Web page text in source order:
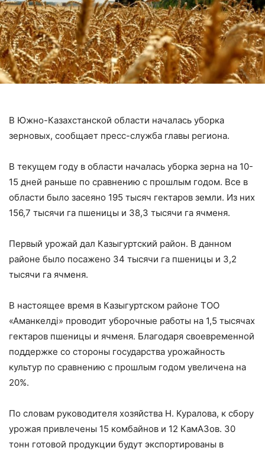
В Южно-Казахстанской области началась уборка
зерновых, сообщает пресс-служба главы региона.
В текущем году в области началась уборка зерна на 10-
15 дней раньше по сравнению с прошлым годом. Все в
области было засеяно 195 тысяч гектаров земли. Из них
156,7 тысячи га пшеницы и 38,3 тысячи га ячменя.
Первый урожай дал Казыгуртский район. В данном
районе было посажено 34 тысячи га пшеницы и 3,2
тысячи га ячменя.
В настоящее время в Казыгуртском районе ТОО
«Аманкелді» проводит уборочные работы на 1,5 тысячах
гектаров пшеницы и ячменя. Благодаря своевременной
поддержке со стороны государства урожайность
культур по сравнению с прошлым годом увеличена на
20%.
По словам руководителя хозяйства Н. Куралова, к сбору
урожая привлечены 15 комбайнов и 12 КамАЗов. 30
тонн готовой продукции будут экспортированы в